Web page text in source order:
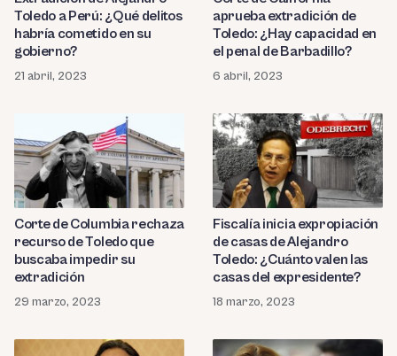
Toledo a Perú: ¿Qué delitos
habría cometido en su
gobierno?
21 abril, 2023
aprueba extradición de
Toledo: ¿Hay capacidad en
el penal de Barbadillo?
6 abril, 2023
Corte de Columbia rechaza
recurso de Toledo que
buscaba impedir su
extradición
29 marzo, 2023
Fiscalía inicia expropiación
de casas de Alejandro
Toledo: ¿Cuánto valen las
casas del expresidente?
18 marzo, 2023